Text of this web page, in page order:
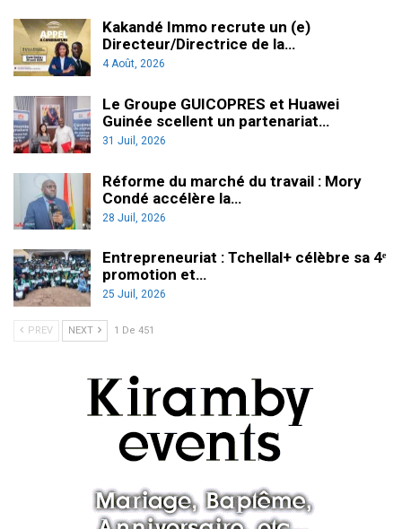
Kakandé Immo recrute un (e)
Directeur/Directrice de la…
4 Août, 2026
Le Groupe GUICOPRES et Huawei
Guinée scellent un partenariat…
31 Juil, 2026
Réforme du marché du travail : Mory
Condé accélère la…
28 Juil, 2026
Entrepreneuriat : Tchellal+ célèbre sa 4ᵉ
promotion et…
25 Juil, 2026
PREV NEXT 1 De 451